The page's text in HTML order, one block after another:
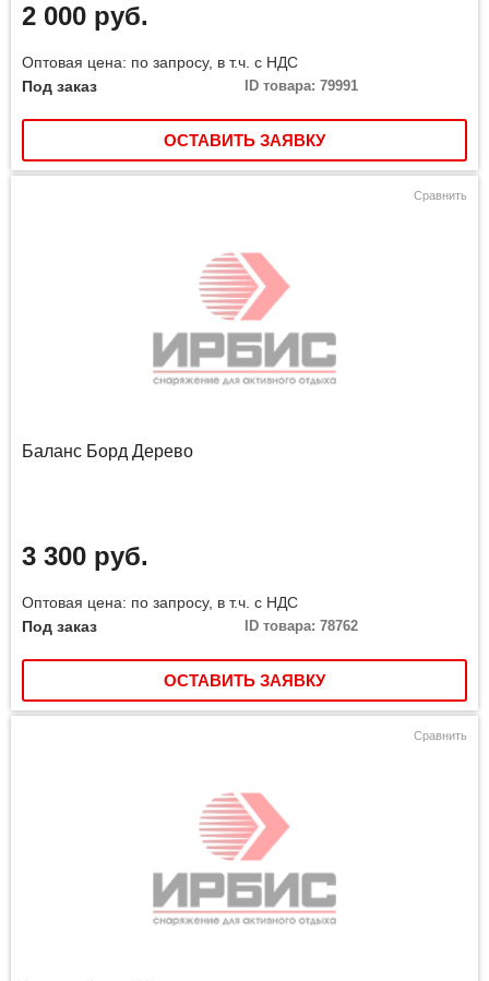
2 000 руб.
Оптовая цена: по запросу, в т.ч. с НДС
Под заказ
ID товара: 79991
ОСТАВИТЬ ЗАЯВКУ
Сравнить
Баланс Борд Дерево
3 300 руб.
Оптовая цена: по запросу, в т.ч. с НДС
Под заказ
ID товара: 78762
ОСТАВИТЬ ЗАЯВКУ
Сравнить